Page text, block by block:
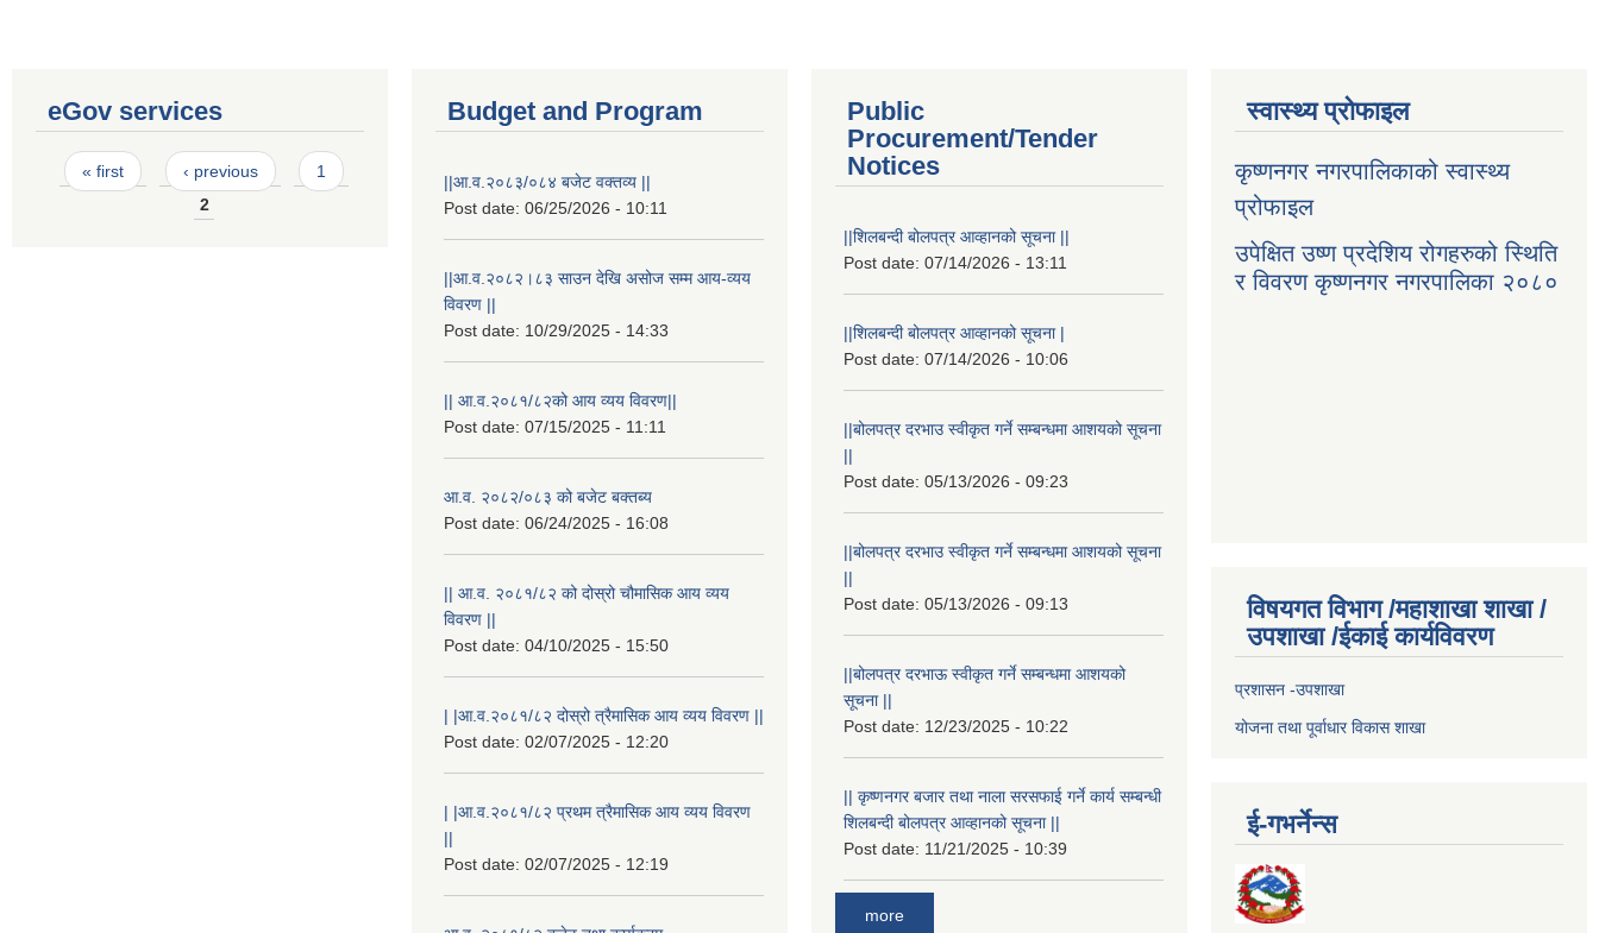
eGov services
Pages
« first ‹ previous
1
2
Budget and Program
||आ.व.२०८३/०८४ बजेट वक्तव्य ||
Post date: 06/25/2026 - 10:11
||आ.व.२०८२।८३ साउन देखि असोज सम्म आय-व्यय
विवरण ||
Post date: 10/29/2025 - 14:33
|| आ.व.२०८१/८२को आय व्यय विवरण||
Post date: 07/15/2025 - 11:11
आ.व. २०८२/०८३ को बजेट बक्तब्य
Post date: 06/24/2025 - 16:08
|| आ.व. २०८१/८२ को दोस्रो चौमासिक आय व्यय
विवरण ||
Post date: 04/10/2025 - 15:50
| |आ.व.२०८१/८२ दोस्रो त्रैमासिक आय व्यय विवरण ||
Post date: 02/07/2025 - 12:20
| |आ.व.२०८१/८२ प्रथम त्रैमासिक आय व्यय विवरण
||
Post date: 02/07/2025 - 12:19
Public
Procurement/Tender
Notices
||शिलबन्दी बोलपत्र आव्हानको सूचना ||
Post date: 07/14/2026 - 13:11
||शिलबन्दी बोलपत्र आव्हानको सूचना |
Post date: 07/14/2026 - 10:06
||बोलपत्र दरभाउ स्वीकृत गर्ने सम्बन्धमा आशयको सूचना
||
Post date: 05/13/2026 - 09:23
||बोलपत्र दरभाउ स्वीकृत गर्ने सम्बन्धमा आशयको सूचना
||
Post date: 05/13/2026 - 09:13
||बोलपत्र दरभाऊ स्वीकृत गर्ने सम्बन्धमा आशयको
सूचना ||
Post date: 12/23/2025 - 10:22
|| कृष्णनगर बजार तथा नाला सरसफाई गर्ने कार्य सम्बन्धी
शिलबन्दी बोलपत्र आव्हानको सूचना ||
Post date: 11/21/2025 - 10:39
more
स्वास्थ्य प्रोफाइल
कृष्णनगर नगरपालिकाको स्वास्थ्य
प्रोफाइल
उपेक्षित उष्ण प्रदेशिय रोगहरुको स्थिति
र विवरण कृष्णनगर नगरपालिका २०८०
विषयगत विभाग /महाशाखा शाखा /
उपशाखा /ईकाई कार्यविवरण
प्रशासन -उपशाखा
योजना तथा पूर्वाधार विकास शाखा
ई-गभर्नेन्स